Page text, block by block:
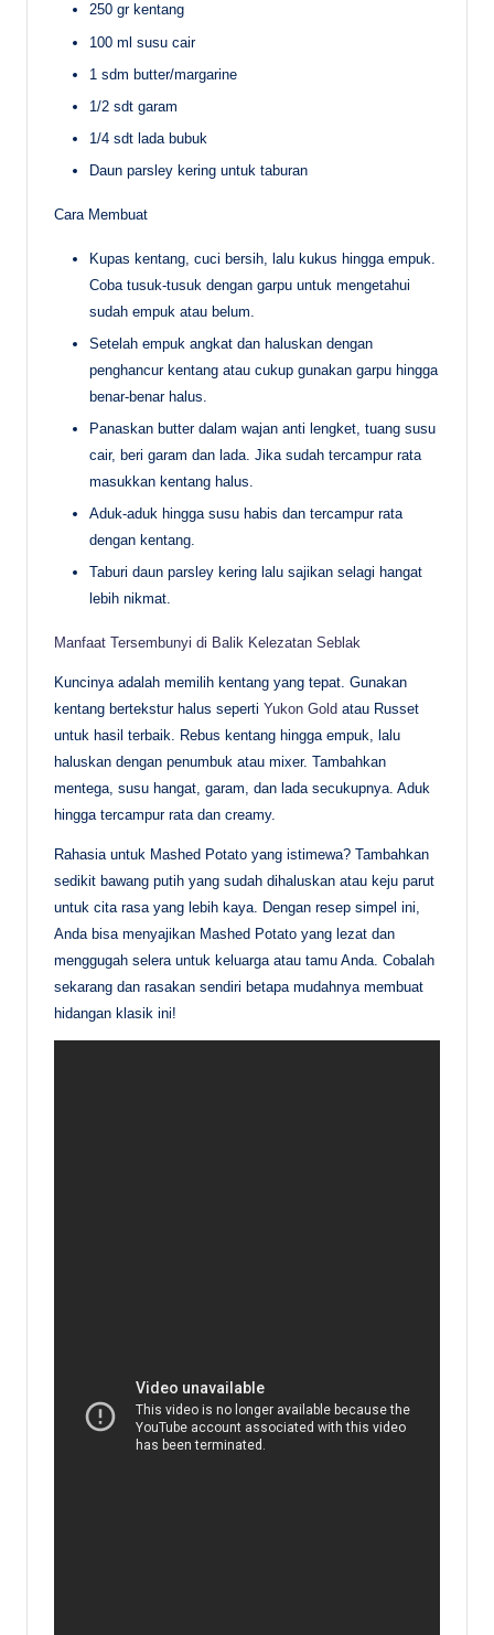
250 gr kentang
100 ml susu cair
1 sdm butter/margarine
1/2 sdt garam
1/4 sdt lada bubuk
Daun parsley kering untuk taburan
Cara Membuat
Kupas kentang, cuci bersih, lalu kukus hingga empuk.
Coba tusuk-tusuk dengan garpu untuk mengetahui
sudah empuk atau belum.
Setelah empuk angkat dan haluskan dengan
penghancur kentang atau cukup gunakan garpu hingga
benar-benar halus.
Panaskan butter dalam wajan anti lengket, tuang susu
cair, beri garam dan lada. Jika sudah tercampur rata
masukkan kentang halus.
Aduk-aduk hingga susu habis dan tercampur rata
dengan kentang.
Taburi daun parsley kering lalu sajikan selagi hangat
lebih nikmat.
Manfaat Tersembunyi di Balik Kelezatan Seblak
Kuncinya adalah memilih kentang yang tepat. Gunakan
kentang bertekstur halus seperti Yukon Gold atau Russet
untuk hasil terbaik. Rebus kentang hingga empuk, lalu
haluskan dengan penumbuk atau mixer. Tambahkan
mentega, susu hangat, garam, dan lada secukupnya. Aduk
hingga tercampur rata dan creamy.
Rahasia untuk Mashed Potato yang istimewa? Tambahkan
sedikit bawang putih yang sudah dihaluskan atau keju parut
untuk cita rasa yang lebih kaya. Dengan resep simpel ini,
Anda bisa menyajikan Mashed Potato yang lezat dan
menggugah selera untuk keluarga atau tamu Anda. Cobalah
sekarang dan rasakan sendiri betapa mudahnya membuat
hidangan klasik ini!